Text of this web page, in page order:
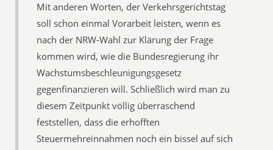
Mit anderen Worten, der Verkehrsgerichtstag
soll schon einmal Vorarbeit leisten, wenn es
nach der NRW-Wahl zur Klärung der Frage
kommen wird, wie die Bundesregierung ihr
Wachstumsbeschleunigungsgesetz
gegenfinanzieren will. Schließlich wird man zu
diesem Zeitpunkt völlig überraschend
feststellen, dass die erhofften
Steuermehreinnahmen noch ein bissel auf sich